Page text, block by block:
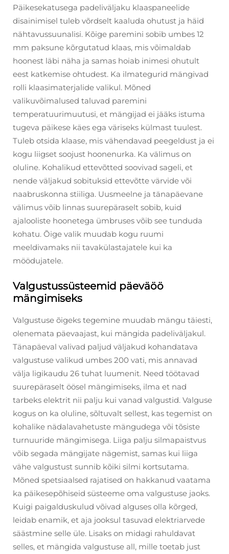
Päikesekatusega padeliväljaku klaaspaneelide
disainimisel tuleb võrdselt kaaluda ohutust ja häid
nähtavussuunalisi. Kõige paremini sobib umbes 12
mm paksune kõrgutatud klaas, mis võimaldab
hoonest läbi näha ja samas hoiab inimesi ohutult
eest katkemise ohtudest. Ka ilmategurid mängivad
rolli klaasimaterjalide valikul. Mõned
valikuvõimalused taluvad paremini
temperatuurimuutusi, et mängijad ei jääks istuma
tugeva päikese käes ega väriseks külmast tuulest.
Tuleb otsida klaase, mis vähendavad peegeldust ja ei
kogu liigset soojust hoonenurka. Ka välimus on
oluline. Kohalikud ettevõtted soovivad sageli, et
nende väljakud sobituksid ettevõtte värvide või
naabruskonna stiiliga. Uusmeelne ja tänapäevane
välimus võib linnas suurepäraselt sobib, kuid
ajalooliste hoonetega ümbruses võib see tunduda
kohatu. Õige valik muudab kogu ruumi
meeldivamaks nii tavakülastajatele kui ka
möödujatele.
Valgustussüsteemid päeväöö
mängimiseks
Valgustuse õigeks tegemine muudab mängu täiesti,
olenemata päevaajast, kui mängida padeliväljakul.
Tänapäeval valivad paljud väljakud kohandatava
valgustuse valikud umbes 200 vati, mis annavad
välja ligikaudu 26 tuhat luumenit. Need töötavad
suurepäraselt öösel mängimiseks, ilma et nad
tarbeks elektrit nii palju kui vanad valgustid. Valguse
kogus on ka oluline, sõltuvalt sellest, kas tegemist on
kohalike nädalavahetuste mängudega või tõsiste
turnuuride mängimisega. Liiga palju silmapaistvus
võib segada mängijate nägemist, samas kui liiga
vähe valgustust sunnib kõiki silmi kortsutama.
Mõned spetsiaalsed rajatised on hakkanud vaatama
ka päikesepõhiseid süsteeme oma valgustuse jaoks.
Kuigi paigalduskulud võivad alguses olla kõrged,
leidab enamik, et aja jooksul tasuvad elektriarvede
säästmine selle üle. Lisaks on midagi rahuldavat
selles, et mängida valgustuse all, mille toetab just